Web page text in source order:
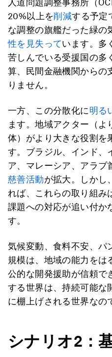
人道問題調整事務所（
20%以上を削減する予定
な調整の旗艦だった緑の
性を見失っています。多
苦しんでいる受援国の多
算、民間金融機関からの
りません。
一方、この分散化に明る
ます。地域アクター（よ
体）がより大きな役割を
す。ブラジル、インド、
ア、マレーシア、アラブ
慈善活動が拡大。しかし
れば、これらの取り組み
課題への対応が追い付か
す。
気候変動、食料不安、パ
規模は、地域の能力をは
公的な開発援助が信頼で
する世界は、持続可能な
に棚上げされる世界なの
シナリオ2 ：